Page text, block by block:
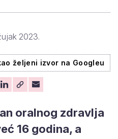
2023.
željeni izvor na Googleu
oralnog zdravlja
16 godina, a